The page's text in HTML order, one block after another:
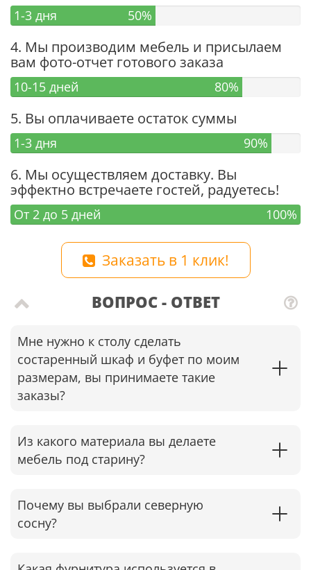
1-3 дня 50%
4. Мы производим мебель и присылаем
вам фото-отчет готового заказа
10-15 дней 80%
5. Вы оплачиваете остаток суммы
1-3 дня 90%
6. Мы осуществляем доставку. Вы
эффектно встречаете гостей, радуетесь!
От 2 до 5 дней 100%
Заказать в 1 клик!
ВОПРОС - ОТВЕТ
Мне нужно к столу сделать
состаренный шкаф и буфет по моим
размерам, вы принимаете такие
заказы?
Из какого материала вы делаете
мебель под старину?
Почему вы выбрали северную
сосну?